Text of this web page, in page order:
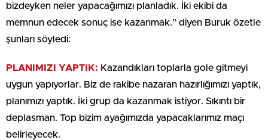
bizdeyken neler yapacağımızı planladık. İki ekibi da
memnun edecek sonuç ise kazanmak.” diyen Buruk özetle
şunları söyledi:
PLANIMIZI YAPTIK: Kazandıkları toplarla gole gitmeyi
uygun yapıyorlar. Biz de rakibe nazaran hazırlığımızı yaptık,
planımızı yaptık. İki grup da kazanmak istiyor. Sıkıntı bir
deplasman. Top bizim ayağımızda yapacaklarımız maçı
belirleyecek.